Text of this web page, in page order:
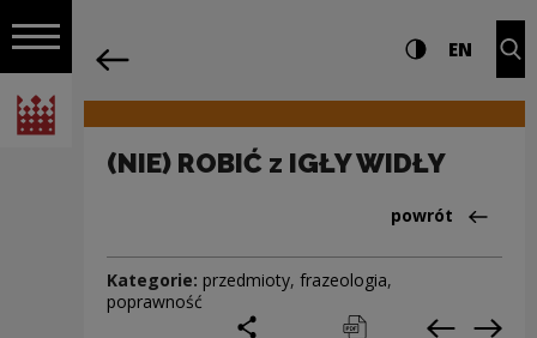
Włącz nawigację
Narodowe Centrum Kultury
Nawigacja Ustawienia i Wysoki
EN
(NIE) ROBIĆ z IGŁY WIDŁY
Powrót
powrót
Kategorie: przedmioty, frazeologia,
poprawność
podziel się
drukuj pobierz